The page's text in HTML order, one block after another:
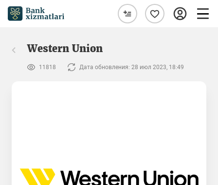
Western Union
11818 Дата обновления: 28 июл 2023, 18:49